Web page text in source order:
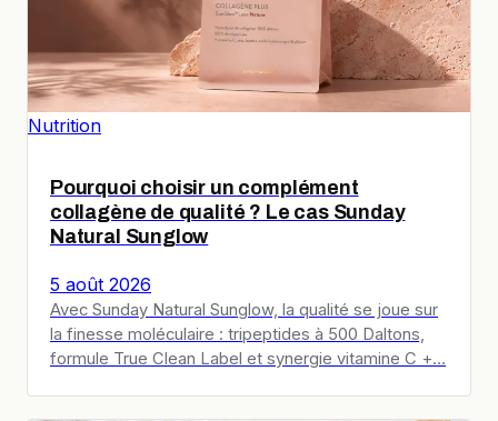
Nutrition
Pourquoi choisir un complément
collagène de qualité ? Le cas Sunday
Natural Sunglow
5 août 2026
Avec Sunday Natural Sunglow, la qualité se joue sur
la finesse moléculaire : tripeptides à 500 Daltons,
formule True Clean Label et synergie vitamine C +…